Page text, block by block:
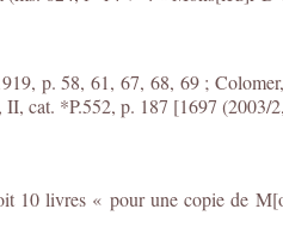
p. 58, 61, 67, 68, 69 ;
II, cat. *P.552, p. 187 [1697 (2003/
10 livres « pour une copie de